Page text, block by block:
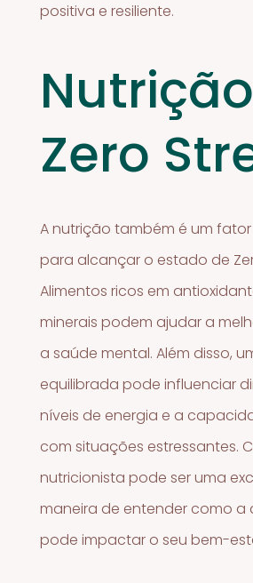
positiva e resiliente.
Zero
A nutrição também é um
para alcançar o estado de
Alimentos ricos em
minerais podem ajudar a
a saúde mental. Além disso,
equilibrada pode influenciar
níveis de energia e a
com situações estressantes.
nutricionista pode ser uma
maneira de entender como a
pode impactar o seu bem-